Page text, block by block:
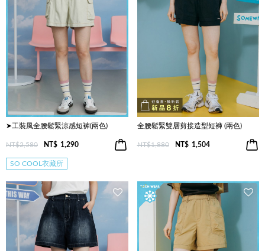
➤工裝風全腰鬆緊涼感短褲(兩色)
NT$2,580 NT$ 1,290
SO COOL衣藏所
全腰鬆緊雙層剪接造型短褲 (兩色)
NT$1,880 NT$ 1,504